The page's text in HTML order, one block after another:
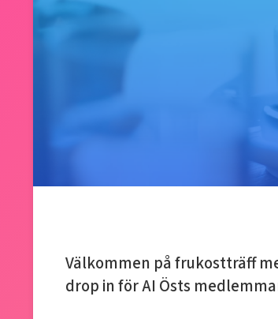
Välkommen på frukostträff
drop in för AI Östs